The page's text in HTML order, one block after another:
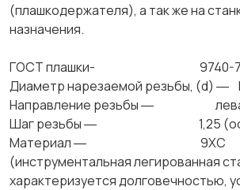
(плашкодержателя), а так же на
назначения.
ГОСТ плашки- 9740-
Диаметр нарезаемой резьбы, (d) ―
Направление резьбы ―
Шаг резьбы ― 1,25
Материал ― 9ХС
(инструментальная легированная
характеризуется долговечностью,